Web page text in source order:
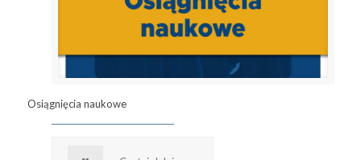
Osiągnięcia naukowe